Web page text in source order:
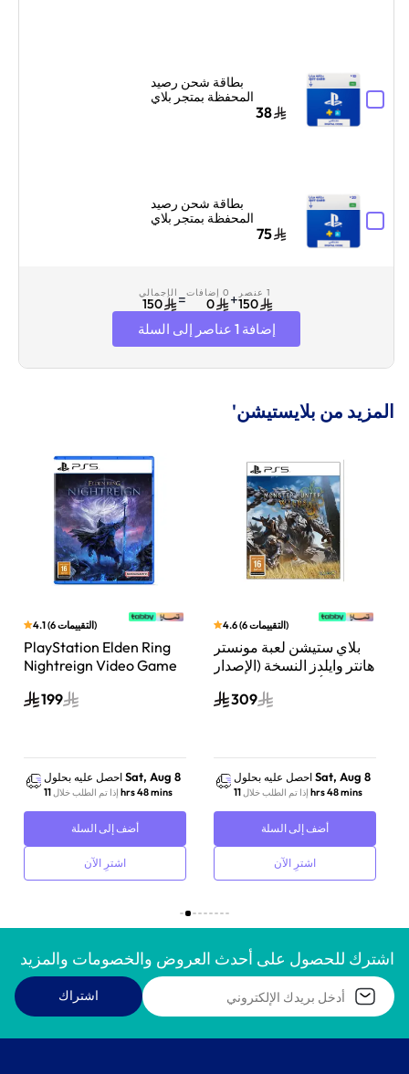
بطاقة شحن رصيد
المحفظة بمتجر بلاي
ستيشن سوني السعودية
38
بطاقة شحن رصيد
المحفظة بمتجر بلاي
ستيشن سوني السعودية
75
1 عنصر
150
+ 0 إضافات
0
= الإجمالي
150
إضافة 1 عناصر إلى السلة
المزيد من بلايستيشن'
4.1(6التقييمات)
PlayStation Elden Ring
Nightreign Video Game
199
احصل عليه بحلول Sat, Aug 8
إذا تم الطلب خلال 11 hrs 48 mins
أضف إلى السلة
اشترِ الآن
4.6(6التقييمات)
بلاي ستيشن لعبة مونستر
هانتر وايلدز النسخة (الإصدار
ثلاثي الأبعاد المتحرك) بلاي
ستيشن 5
309
احصل عليه بحلول Sat, Aug 8
إذا تم الطلب خلال 11 hrs 48 mins
أضف إلى السلة
اشترِ الآن
اشترك للحصول على أحدث العروض والخصومات والمزيد
اشتراك